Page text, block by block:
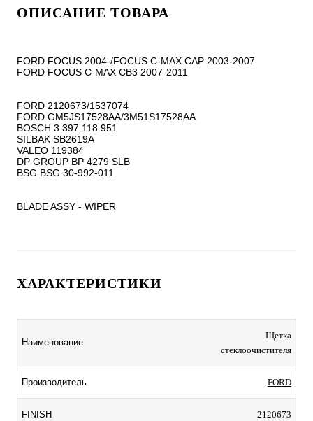
ОПИСАНИЕ ТОВАРА
FORD FOCUS 2004-/FOCUS C-MAX CAP 2003-2007
FORD FOCUS C-MAX CB3 2007-2011
FORD 2120673/1537074
FORD GM5JS17528AA/3M51S17528AA
BOSCH 3 397 118 951
SILBAK SB2619A
VALEO 119384
DP GROUP BP 4279 SLB
BSG BSG 30-992-011
BLADE ASSY - WIPER
ХАРАКТЕРИСТИКИ
Наименование
Щетка
стеклоочистителя
Производитель FORD
FINISH 2120673